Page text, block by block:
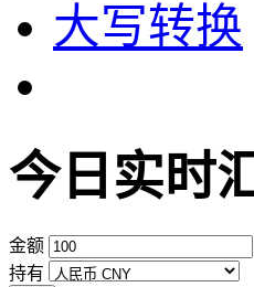
大写转换
今日实时
金额
持有